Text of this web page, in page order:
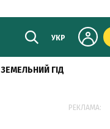
УКР
ЗЕМЕЛЬНИЙ ГІД
РЕКЛАМА: